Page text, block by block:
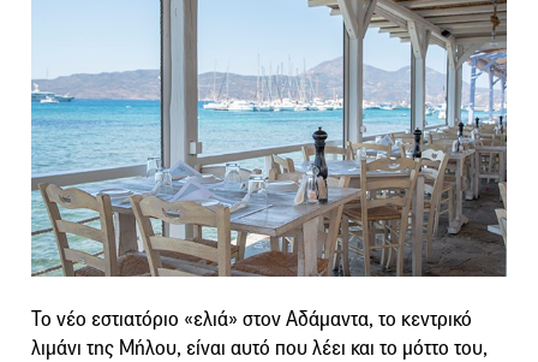
Το νέο εστιατόριο «ελιά» στον Αδάμαντα, το κεντρικό
λιμάνι της Μήλου, είναι αυτό που λέει και το μόττο του,